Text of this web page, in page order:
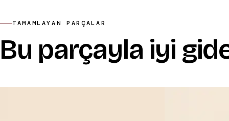
TAMAMLAYAN PARÇALAR
Bu parçayla iyi